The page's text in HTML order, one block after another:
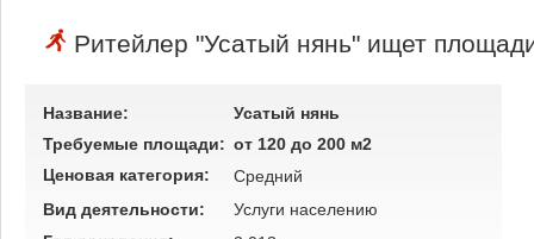
Ритейлер "Усатый нянь" ищет
Название:
Усатый нянь
Требуемые площади: от 120 до 200 м2
Ценовая категория:
Средний
Вид деятельности:
Услуги населению